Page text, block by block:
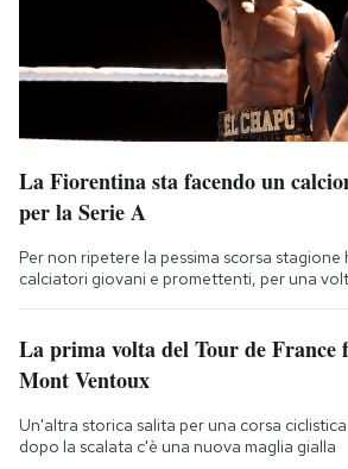
La Fiorentina sta facendo un
per la Serie A
Per non ripetere la pessima scorsa stagione
calciatori giovani e promettenti, per una
La prima volta del Tour de France
Mont Ventoux
Un'altra storica salita per una corsa
dopo la scalata c'è una nuova maglia gialla